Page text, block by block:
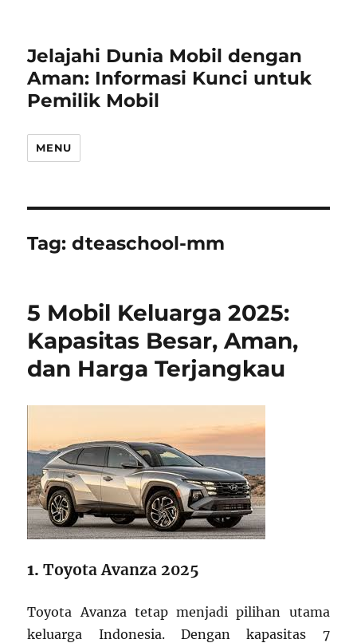
Jelajahi Dunia Mobil dengan
Aman: Informasi Kunci untuk
Pemilik Mobil
MENU
Tag:dteaschool-mm
5 Mobil Keluarga 2025:
Kapasitas Besar, Aman,
dan Harga Terjangkau
1.Toyota Avanza 2025
Toyota Avanza tetap menjadi pilihan utama
keluarga Indonesia. Dengan kapasitas 7